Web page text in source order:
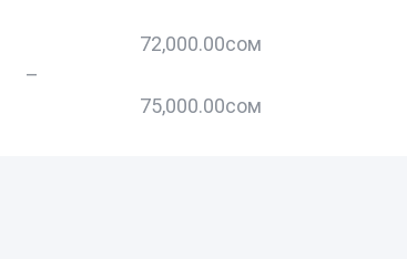
72,000.00сом
–
75,000.00сом